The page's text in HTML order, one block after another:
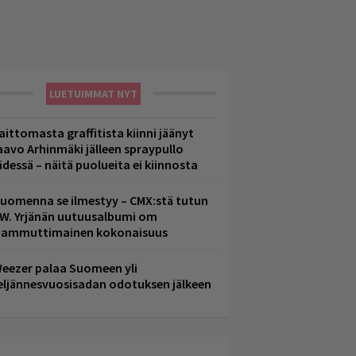
LUETUIMMAT NYT
graffitista kiinni jäänyt
Arhinmäki jälleen spraypullo
– näitä puolueita ei kiinnosta
se ilmestyy – CMX:stä tutun
Yrjänän uutuusalbumi om
kokonaisuus
palaa Suomeen yli
odotuksen jälkeen